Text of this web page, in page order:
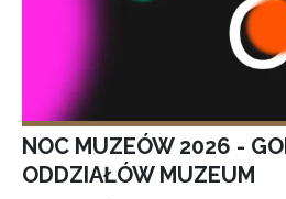
NOC MUZEÓW 2026 -
ODDZIAŁÓW MUZEUM